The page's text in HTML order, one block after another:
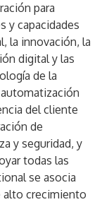
para
y capacidades
la innovación, la
digital y las
de la
del cliente
de
y seguridad, y
todas las
se asocia
alto crecimiento